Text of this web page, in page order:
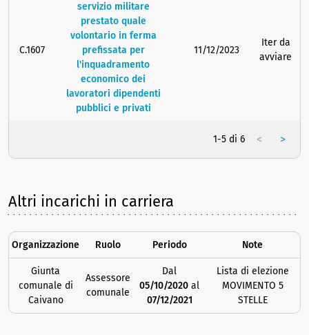
C.1607
servizio militare
prestato quale
volontario in ferma
prefissata per
l'inquadramento
economico dei
lavoratori dipendenti
pubblici e privati
11/12/2023
Iter da
avviare
1-5 di 6 < >
Altri incarichi in carriera
Organizzazione Ruolo Periodo Note
Giunta
comunale di
Caivano
Assessore
comunale
Dal
05/10/2020 al
07/12/2021
Lista di elezione
MOVIMENTO 5
STELLE